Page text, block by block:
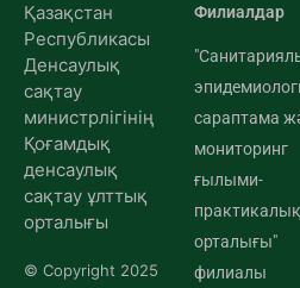
Қазақстан
Республикасы
Денсаулық
сақтау
министрлігінің
Қоғамдық
денсаулық
сақтау ұлттық
орталығы
© Copyright 2025
Филиалдар
сараптама
мониторинг
ғылыми-
практикалық
орталығы"
филиалы